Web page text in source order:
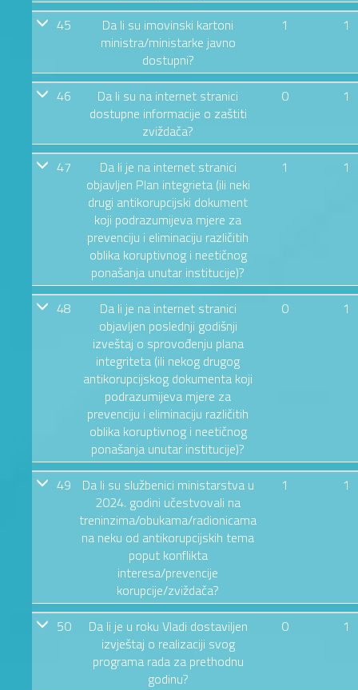
45
Da li su imovinski kartoni
ministra/ministarke javno
dostupni?
1 1
46
Da li su na internet stranici
dostupne informacije o zaštiti
zviždača?
0 1
47
Da li je na internet stranici
objavljen Plan integrieta (ili neki
drugi antikorupcijski dokument
koji podrazumijeva mjere za
prevenciju i eliminaciju različitih
oblika koruptivnog i neetičnog
ponašanja unutar institucije)?
1 1
48
Da li je na internet stranici
objavljen poslednji godišnji
izveštaj o sprovođenju plana
integriteta (ili nekog drugog
antikorupcijskog dokumenta koji
podrazumijeva mjere za
prevenciju i eliminaciju različitih
oblika koruptivnog i neetičnog
ponašanja unutar institucije)?
0 1
49
Da li su službenici ministarstva u
2024. godini učestvovali na
treninzima/obukama/radionicama
na neku od antikorupcijskih tema
poput konflikta
interesa/prevencije
korupcije/zviždača?
1 1
50
Da li je u roku Vladi dostaviljen
izvještaj o realizaciji svog
programa rada za prethodnu
godinu?
0 1